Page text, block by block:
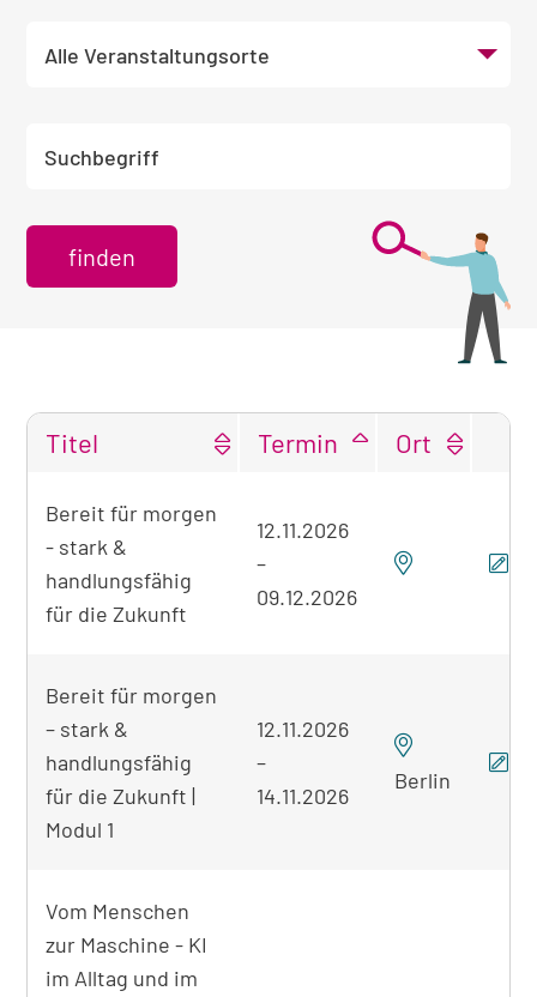
Übersicht
der
gefundenen
Seminare
Titel Termin Ort
Bereit für morgen
- stark &
handlungsfähig
für die Zukunft
12.11.2026
–
09.12.2026
Bereit für morgen
– stark &
handlungsfähig
für die Zukunft |
Modul 1
12.11.2026
–
14.11.2026
Berlin
Vom Menschen
zur Maschine - KI
im Alltag und im